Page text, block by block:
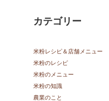
カテゴリー
米粉レシピ＆店舗メニュー
米粉のレシピ
米粉のメニュー
米粉の知識
農業のこと